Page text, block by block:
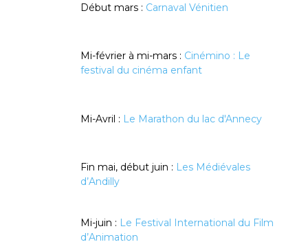
Début mars : Carnaval Vénitien
Mi-février à mi-mars : Cinémino : Le
festival du cinéma enfant
Mi-Avril : Le Marathon du lac d'Annecy
Fin mai, début juin : Les Médiévales
d’Andilly
Mi-juin : Le Festival International du Film
d’Animation